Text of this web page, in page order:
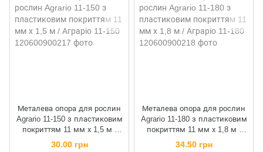
Металева опора для рослин
Agrario 11-150 з пластиковим
покриттям 11 мм х 1,5 м /
Аграріо 11-150
30.00 грн
Металева опора для рослин
Agrario 11-180 з пластиковим
покриттям 11 мм х 1,8 м /
Аграріо 11-180
34.50 грн